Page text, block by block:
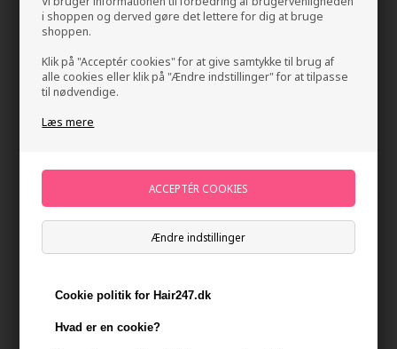
i shoppen og derved gøre det lettere for dig at bruge
shoppen.
Klik på "Acceptér cookies" for at give samtykke til brug af
alle cookies eller klik på "Ændre indstillinger" for at tilpasse
til nødvendige.
Læs mere
Ændre indstillinger
Cookie politik for Hair247.dk
Hvad er en cookie?
GLYNT SPIDER Cream 85ml
159,00
På lager - Leveringstid 1-2 dage